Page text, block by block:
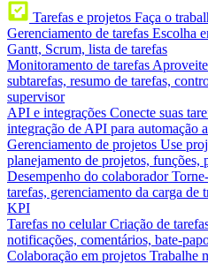
Tarefas e projetos Faça o
Gerenciamento de tarefas Escolha
Gantt, Scrum, lista de tarefas
Monitoramento de tarefas
subtarefas, resumo de tarefas,
supervisor
API e integrações Conecte suas
integração de API para automação
Gerenciamento de projetos Use
planejamento de projetos, funções,
Desempenho do colaborador
tarefas, gerenciamento da carga de
KPI
Tarefas no celular Criação de
notificações, comentários, bate-
Colaboração em projetos Trabalhe